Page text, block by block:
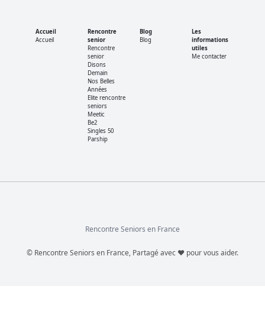
Accueil
Accueil
Rencontre
senior
Rencontre
senior
Disons
Demain
Nos Belles
Années
Elite rencontre
seniors
Meetic
Be2
Singles 50
Parship
Blog
Blog
Les
informations
utiles
Me contacter
Rencontre Seniors en France
© Rencontre Seniors en France, Partagé avec ♥ pour vous aider.